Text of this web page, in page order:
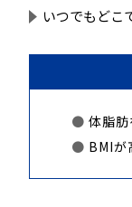
いつでもどこ
体脂
BMIが